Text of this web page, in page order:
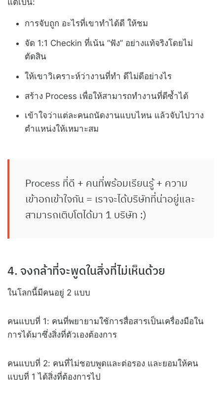
แต่เป็น:
การจับถูก อะไรที่เขาทำได้ดี ให้ชม
จัด 1:1 Checkin ที่เน้น “ฟัง” อย่างแท้จริงโดยไม่
ตัดสิน
ให้เขาวิเคราะห์ว่างานที่ทำ ดีไม่ดีอย่างไร
สร้าง Process เพื่อให้สามารถทำงานที่ดีซ้ำได้
เข้าใจว่าแต่ละคนถนัดงานแบบไหน แล้วจับไปวาง
ตำแหน่งให้เหมาะสม
Process ที่ดี + คนที่พร้อมเรียนรู้ + ความ
เข้าอกเข้าใจกัน = เราจะได้บริษัทที่น่าอยู่และ
สามารถเติบโตได้มา 1 บริษัท :)
4. จงกล้าที่จะพูดในสิ่งที่ไม่เห็นด้วย
ในโลกนี้มีคนอยู่ 2 แบบ
คนแบบที่ 1: คนที่พยายามใช้การสื่อสารเป็นเครื่องมือใน
การได้มาซึ่งสิ่งที่ตัวเองต้องการ
คนแบบที่ 2: คนที่ไม่ชอบพูดและต่อรอง และยอมให้คน
แบบที่ 1 ได้สิ่งที่ต้องการไป